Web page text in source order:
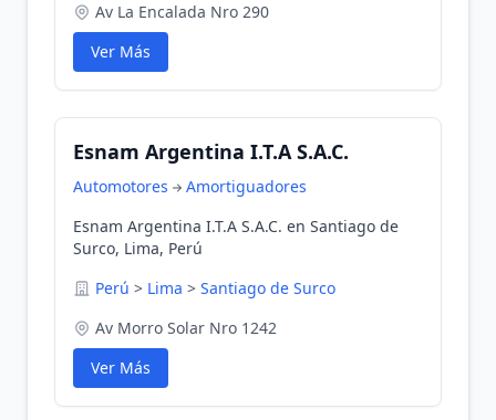
Av La Encalada Nro 290
Ver Más
Esnam Argentina I.T.A S.A.C.
Automotores
Amortiguadores
Esnam Argentina I.T.A S.A.C. en Santiago de
Surco, Lima, Perú
Perú > Lima > Santiago de Surco
Av Morro Solar Nro 1242
Ver Más